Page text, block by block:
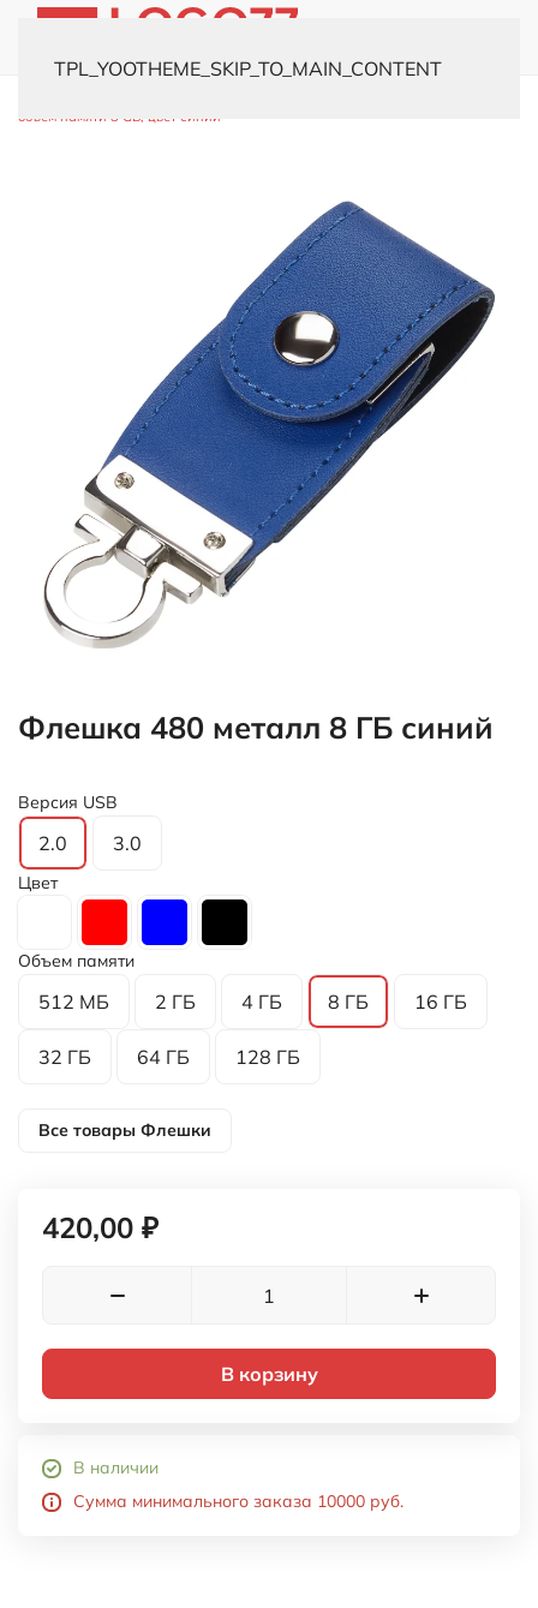
TPL_YOOTHEME_SKIP_TO_MAIN_CONTENT
объем памяти 8 GB, цвет синий
Флешка 480 металл 8 ГБ синий
Версия USB
2.0 3.0
Цвет
Объем памяти
512 МБ 2 ГБ 4 ГБ 8 ГБ 16 ГБ
32 ГБ 64 ГБ 128 ГБ
Все товары Флешки
420,00 ₽
В корзину
В наличии
Сумма минимального заказа 10000 руб.